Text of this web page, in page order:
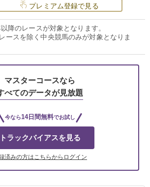
プレミアム登録で見る
降のレースが対象となります。
ースを除く中央競馬のみが対象となりま
マスターコースなら
べてのデータが見放題
今なら14日間無料でお試し
トラックバイアスを見る
済みの方はこちらからログイン